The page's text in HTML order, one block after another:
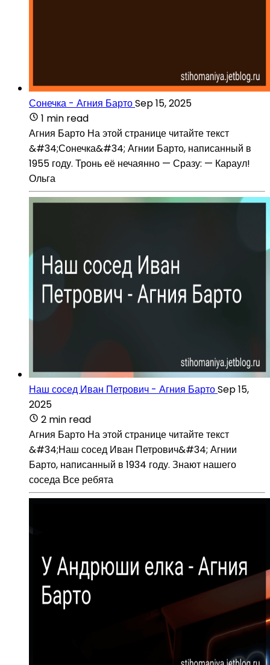
Сонечка - Агния БартоSep 15, 2025
1 min read
Агния Барто На этой странице читайте текст
&#34;Сонечка&#34; Агнии Барто, написанный в
1955 году. Тронь её нечаянно — Сразу: — Караул!
Ольга
Наш сосед Иван Петрович - Агния БартоSep 15,
2025
2 min read
Агния Барто На этой странице читайте текст
&#34;Наш сосед Иван Петрович&#34; Агнии
Барто, написанный в 1934 году. Знают нашего
соседа Все ребята